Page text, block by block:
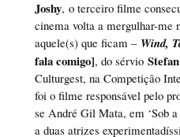
Joshy, o terceiro filme
cinema volta a mergulhar-me
aquele(s) que ficam – Wind,
fala comigo], do sérvio
Culturgest, na Competição
foi o filme responsável pelo
se André Gil Mata, em ‘Sob a
a duas atrizes